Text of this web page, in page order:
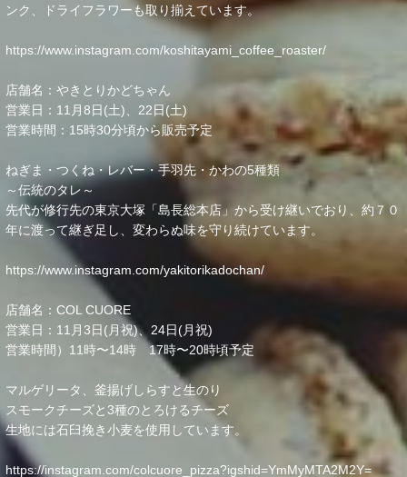
ンク、ドライフラワーも取り揃えています。
https://www.instagram.com/koshitayami_coffee_roaster/
店舗名：やきとりかどちゃん
営業日：11月8日(土)、22日(土)
営業時間：15時30分頃から販売予定
ねぎま・つくね・レバー・手羽先・かわの5種類
～伝統のタレ～
先代が修行先の東京大塚「島長総本店」から受け継いでおり、約７０
年に渡って継ぎ足し、変わらぬ味を守り続けています。
https://www.instagram.com/yakitorikadochan/
店舗名：COL CUORE
営業日：11月3日(月祝)、24日(月祝)
営業時間）11時〜14時 17時〜20時頃予定
マルゲリータ、釜揚げしらすと生のり
スモークチーズと3種のとろけるチーズ
生地には石臼挽き小麦を使用しています。
https://instagram.com/colcuore_pizza?igshid=YmMyMTA2M2Y=